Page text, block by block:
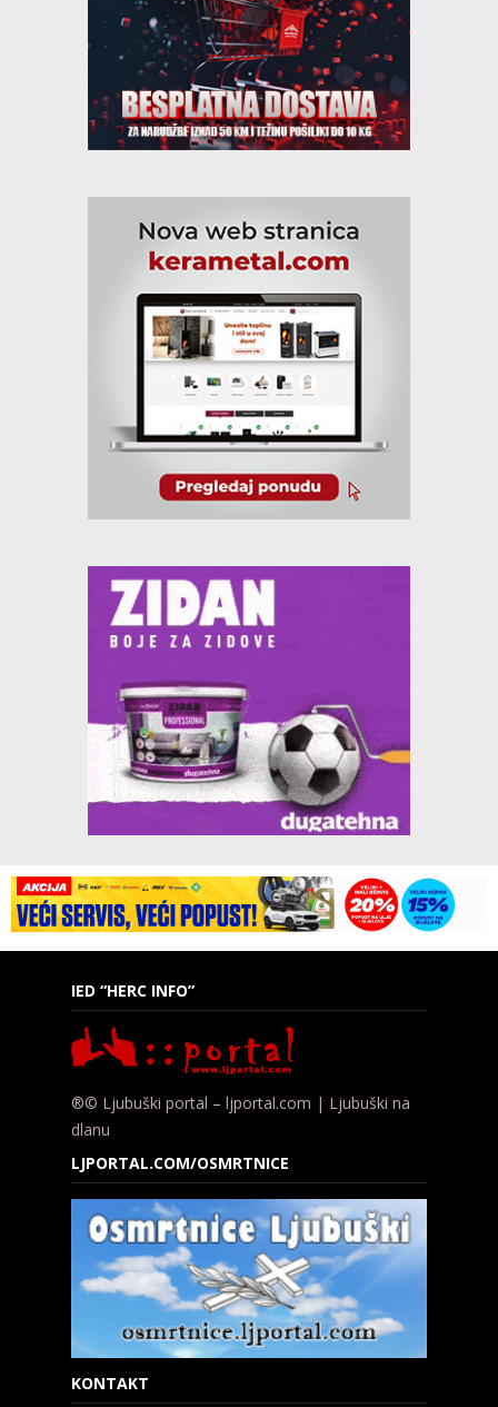
IED “HERC INFO”
®© Ljubuški portal – ljportal.com | Ljubuški na
dlanu
LJPORTAL.COM/OSMRTNICE
KONTAKT